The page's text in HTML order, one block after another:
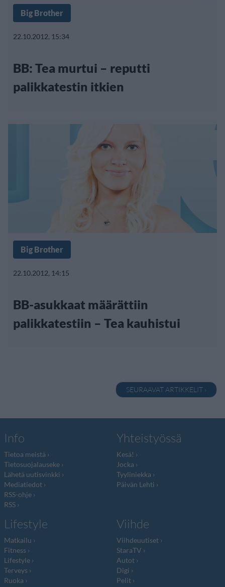
Big Brother
22.10.2012, 15:34
BB: Tea murtui – reputti
palikkatestin itkien
Big Brother
22.10.2012, 14:15
BB-asukkaat määrättiin
palikkatestiin – Tea kauhistui
SEURAAVAT ARTIKKELIT ›
Info
Tietoa meistä
Tietosuojalauseke
Lähetä uutisvinkki
Mediatiedot
RSS-ohje
RSS
Yhteistyössä
Kesä!
Jocka
Tyyliniekka
Päivän Lehti
Lifestyle
Matkailu
Fitness
Lifestyle
Terveys
Ruoka
Viihde
Viihdeuutiset
StaraTV
Autot
Digi
Pelit